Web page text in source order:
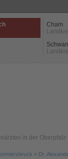
Cham
in der Oberpfalz
» Dr.